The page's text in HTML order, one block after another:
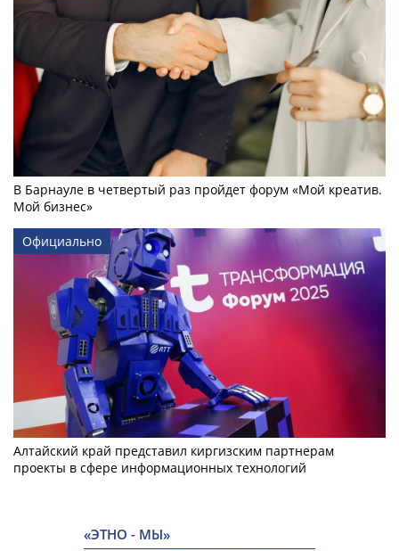
В Барнауле в четвертый раз пройдет форум «Мой креатив.
Мой бизнес»
Официально
Алтайский край представил киргизским партнерам
проекты в сфере информационных технологий
«ЭТНО - МЫ»